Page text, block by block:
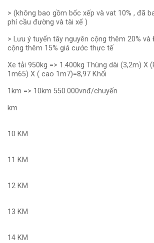
> (không bao gồm bốc xếp và vat 10% , đã
phí cầu đường và tài xế )
> Lưu ý tuyến tây nguyên cộng thêm 20% và
cộng thêm 15% giá cước thực tế
Xe tải 950kg => 1.400kg Thùng dài (3,2m) X
1m65) X ( cao 1m7)=8,97 Khối
1km => 10km 550.000vnđ/chuyến
km
10 KM
11 KM
12 KM
13 KM
14 KM